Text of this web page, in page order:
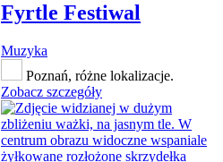
Fyrtle Festiwal
Muzyka
Poznań, różne lokalizacje.
Zobacz szczegóły